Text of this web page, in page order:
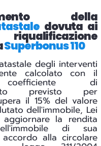
della
dovuta ai
Superbonus 110
degli interventi
calcolato con il
di
previsto per
il 15% del valore
dell'immobile, Lei
la rendita
di sua
alla circolare